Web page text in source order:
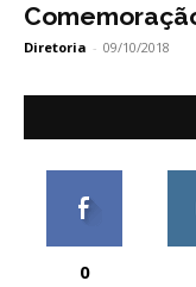
Diretoria - 09/10/2018
0